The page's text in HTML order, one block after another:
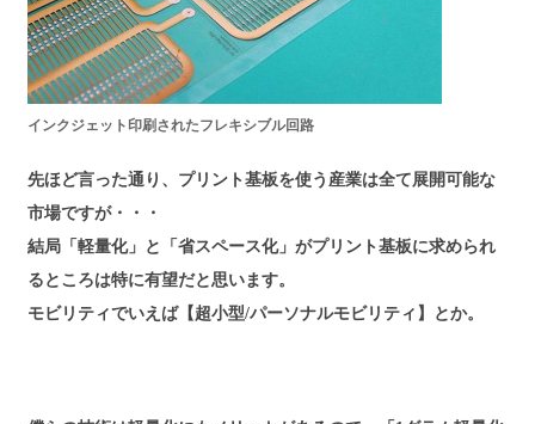
インクジェット印刷されたフレキシブル回路
先ほど言った通り、プリント基板を使う産業は全て展開可能な
市場ですが・・・
結局「軽量化」と「省スペース化」がプリント基板に求められ
るところは特に有望だと思います。
モビリティでいえば【超小型/パーソナルモビリティ】とか。